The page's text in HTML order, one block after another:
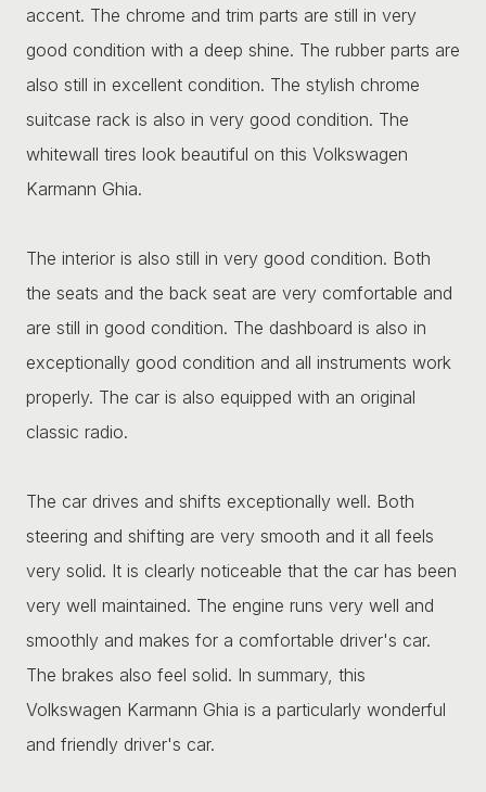
accent. The chrome and trim parts are still in very
good condition with a deep shine. The rubber parts are
also still in excellent condition. The stylish chrome
suitcase rack is also in very good condition. The
whitewall tires look beautiful on this Volkswagen
Karmann Ghia.
The interior is also still in very good condition. Both
the seats and the back seat are very comfortable and
are still in good condition. The dashboard is also in
exceptionally good condition and all instruments work
properly. The car is also equipped with an original
classic radio.
The car drives and shifts exceptionally well. Both
steering and shifting are very smooth and it all feels
very solid. It is clearly noticeable that the car has been
very well maintained. The engine runs very well and
smoothly and makes for a comfortable driver's car.
The brakes also feel solid. In summary, this
Volkswagen Karmann Ghia is a particularly wonderful
and friendly driver's car.